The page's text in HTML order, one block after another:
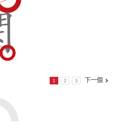
1 2 3 下一個